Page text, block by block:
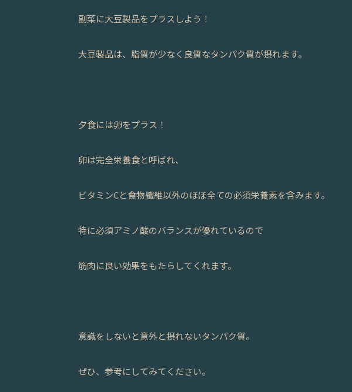
副菜に大豆製品をプラスしよう！
大豆製品は、脂質が少なく良質なタンパク質が摂れます。
夕食には卵をプラス！
卵は完全栄養食と呼ばれ、
ビタミンCと食物繊維以外のほぼ全ての必須栄養素を含みます。
特に必須アミノ酸のバランスが優れているので
筋肉に良い効果をもたらしてくれます。
意識をしないと意外と摂れないタンパク質。
ぜひ、参考にしてみてください。